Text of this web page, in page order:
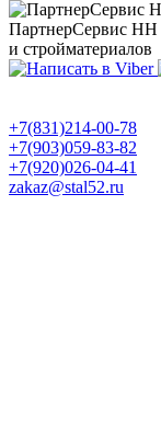
ПартнерСервис НН
и стройматериалов
+7(831)214-00-78
+7(903)059-83-82
+7(920)026-04-41
zakaz@stal52.ru